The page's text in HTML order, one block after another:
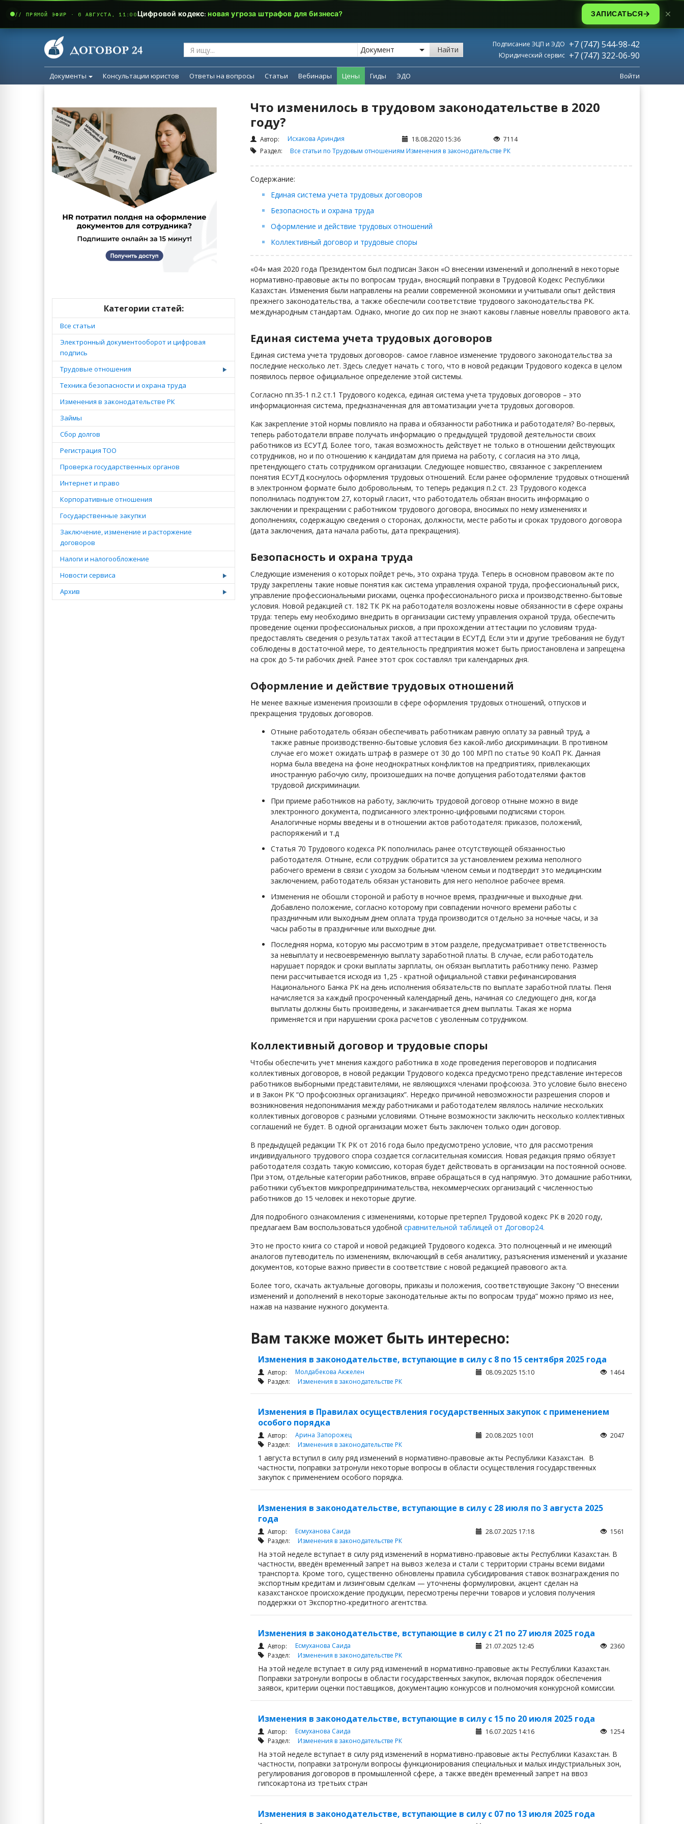
Найти
Подписание ЭЦП и ЭДО +7 (747) 544-98-42
Юридический сервис +7 (747) 322-06-90
Документы Консультации юристов Ответы на вопросы Статьи Вебинары Цены Гиды ЭДО Войти
Категории статей:
Все статьи
Электронный документооборот и цифровая
подпись
Трудовые отношения
Техника безопасности и охрана труда
Изменения в законодательстве РК
Займы
Сбор долгов
Регистрация ТОО
Проверка государственных органов
Интернет и право
Корпоративные отношения
Государственные закупки
Заключение, изменение и расторжение
договоров
Налоги и налогообложение
Новости сервиса
Архив
Что изменилось в трудовом законодательстве в 2020
году?
Автор: Исхакова Ариндия 18.08.2020 15:36
7114
Раздел: Все статьи по Трудовым отношениям Изменения в законодательстве РК
Содержание:
Единая система учета трудовых договоров
Безопасность и охрана труда
Оформление и действие трудовых отношений
Коллективный договор и трудовые споры
«04» мая 2020 года Президентом был подписан Закон «О внесении изменений и дополнений в некоторые
нормативно-правовые акты по вопросам труда», вносящий поправки в Трудовой Кодекс Республики
Казахстан. Изменения были направлены на реалии современной экономики и учитывали опыт действия
прежнего законодательства, а также обеспечили соответствие трудового законодательства РК.
международным стандартам. Однако, многие до сих пор не знают каковы главные новеллы правового акта.
Единая система учета трудовых договоров
Единая система учета трудовых договоров- самое главное изменение трудового законодательства за
последние несколько лет. Здесь следует начать с того, что в новой редакции Трудового кодекса в целом
появилось первое официальное определение этой системы.
Согласно пп.35-1 п.2 ст.1 Трудового кодекса, единая система учета трудовых договоров – это
информационная система, предназначенная для автоматизации учета трудовых договоров.
Как закрепление этой нормы повлияло на права и обязанности работника и работодателя? Во-первых,
теперь работодатели вправе получать информацию о предыдущей трудовой деятельности своих
работников из ЕСУТД. Более того, такая возможность действует не только в отношении действующих
сотрудников, но и по отношению к кандидатам для приема на работу, с согласия на это лица,
претендующего стать сотрудником организации. Следующее новшество, связанное с закреплением
понятия ЕСУТД коснулось оформления трудовых отношений. Если ранее оформление трудовых отношений
в электронном формате было добровольным, то теперь редакция п.2 ст. 23 Трудового кодекса
пополнилась подпунктом 27, который гласит, что работодатель обязан вносить информацию о
заключении и прекращении с работником трудового договора, вносимых по нему изменениях и
дополнениях, содержащую сведения о сторонах, должности, месте работы и сроках трудового договора
(дата заключения, дата начала работы, дата прекращения).
Безопасность и охрана труда
Следующие изменения о которых пойдет речь, это охрана труда. Теперь в основном правовом акте по
труду закреплены такие новые понятия как система управления охраной труда, профессиональный риск,
управление профессиональными рисками, оценка профессионального риска и производственно-бытовые
условия. Новой редакцией ст. 182 ТК РК на работодателя возложены новые обязанности в сфере охраны
труда: теперь ему необходимо внедрить в организации систему управления охраной труда, обеспечить
проведение оценки профессиональных рисков, а при прохождении аттестации по условиям труда-
предоставлять сведения о результатах такой аттестации в ЕСУТД. Если эти и другие требования не будут
соблюдены в достаточной мере, то деятельность предприятия может быть приостановлена и запрещена
на срок до 5-ти рабочих дней. Ранее этот срок составлял три календарных дня.
Оформление и действие трудовых отношений
Не менее важные изменения произошли в сфере оформления трудовых отношений, отпусков и
прекращения трудовых договоров.
Отныне работодатель обязан обеспечивать работникам равную оплату за равный труд, а
также равные производственно-бытовые условия без какой-либо дискриминации. В противном
случае его может ожидать штраф в размере от 30 до 100 МРП по статье 90 КоАП РК. Данная
норма была введена на фоне неоднократных конфликтов на предприятиях, привлекающих
иностранную рабочую силу, произошедших на почве допущения работодателями фактов
трудовой дискриминации.
При приеме работников на работу, заключить трудовой договор отныне можно в виде
электронного документа, подписанного электронно-цифровыми подписями сторон.
Аналогичные нормы введены и в отношении актов работодателя: приказов, положений,
распоряжений и т.д
Статья 70 Трудового кодекса РК пополнилась ранее отсутствующей обязанностью
работодателя. Отныне, если сотрудник обратится за установлением режима неполного
рабочего времени в связи с уходом за больным членом семьи и подтвердит это медицинским
заключением, работодатель обязан установить для него неполное рабочее время.
Изменения не обошли стороной и работу в ночное время, праздничные и выходные дни.
Добавлено положение, согласно которому при совпадении ночного времени работы с
праздничным или выходным днем оплата труда производится отдельно за ночные часы, и за
часы работы в праздничные или выходные дни.
Последняя норма, которую мы рассмотрим в этом разделе, предусматривает ответственность
за невыплату и несвоевременную выплату заработной платы. В случае, если работодатель
нарушает порядок и сроки выплаты зарплаты, он обязан выплатить работнику пеню. Размер
пени рассчитывается исходя из 1,25 - кратной официальной ставки рефинансирования
Национального Банка РК на день исполнения обязательств по выплате заработной платы. Пеня
начисляется за каждый просроченный календарный день, начиная со следующего дня, когда
выплаты должны быть произведены, и заканчивается днем выплаты. Такая же норма
применяется и при нарушении срока расчетов с уволенным сотрудником.
Коллективный договор и трудовые споры
Чтобы обеспечить учет мнения каждого работника в ходе проведения переговоров и подписания
коллективных договоров, в новой редакции Трудового кодекса предусмотрено представление интересов
работников выборными представителями, не являющихся членами профсоюза. Это условие было внесено
и в Закон РК “О профсоюзных организациях”. Нередко причиной невозможности разрешения споров и
возникновения недопонимания между работниками и работодателем являлось наличие нескольких
коллективных договоров с разными условиями. Отныне возможности заключить несколько коллективных
соглашений не будет. В одной организации может быть заключен только один договор.
В предыдущей редакции ТК РК от 2016 года было предусмотрено условие, что для рассмотрения
индивидуального трудового спора создается согласительная комиссия. Новая редакция прямо обязует
работодателя создать такую комиссию, которая будет действовать в организации на постоянной основе.
При этом, отдельные категории работников, вправе обращаться в суд напрямую. Это домашние работники,
работники субъектов микропредпринимательства, некоммерческих организаций с численностью
работников до 15 человек и некоторые другие.
Для подробного ознакомления с изменениями, которые претерпел Трудовой кодекс РК в 2020 году,
предлагаем Вам воспользоваться удобной сравнительной таблицей от Договор24.
Это не просто книга со старой и новой редакцией Трудового кодекса. Это полноценный и не имеющий
аналогов путеводитель по изменениям, включающий в себя аналитику, разъяснения изменений и указание
документов, которые важно привести в соответствие с новой редакцией правового акта.
Более того, скачать актуальные договоры, приказы и положения, соответствующие Закону “О внесении
изменений и дополнений в некоторые законодательные акты по вопросам труда” можно прямо из нее,
нажав на название нужного документа.
Вам также может быть интересно:
Изменения в законодательстве, вступающие в силу с 8 по 15 сентября 2025 года
Автор: Молдабекова Акжелен 08.09.2025 15:10
1464
Раздел: Изменения в законодательстве РК
Изменения в Правилах осуществления государственных закупок с применением
особого порядка
Автор: Арина Запорожец 20.08.2025 10:01
2047
Раздел: Изменения в законодательстве РК
1 августа вступил в силу ряд изменений в нормативно-правовые акты Республики Казахстан. В
частности, поправки затронули некоторые вопросы в области осуществления государственных
закупок с применением особого порядка.
Изменения в законодательстве, вступающие в силу с 28 июля по 3 августа 2025
года
Автор: Есмуханова Саида 28.07.2025 17:18
1561
Раздел: Изменения в законодательстве РК
На этой неделе вступает в силу ряд изменений в нормативно-правовые акты Республики Казахстан. В
частности, введён временный запрет на вывоз железа и стали с территории страны всеми видами
транспорта. Кроме того, существенно обновлены правила субсидирования ставок вознаграждения по
экспортным кредитам и лизинговым сделкам — уточнены формулировки, акцент сделан на
казахстанское происхождение продукции, пересмотрены перечни товаров и условия получения
поддержки от Экспортно-кредитного агентства.
Изменения в законодательстве, вступающие в силу с 21 по 27 июля 2025 года
Автор: Есмуханова Саида 21.07.2025 12:45
2360
Раздел: Изменения в законодательстве РК
На этой неделе вступает в силу ряд изменений в нормативно-правовые акты Республики Казахстан.
Поправки затронули вопросы в области государственных закупок, включая порядок обеспечения
заявок, критерии оценки поставщиков, документацию конкурсов и полномочия конкурсной комиссии.
Изменения в законодательстве, вступающие в силу с 15 по 20 июля 2025 года
Автор: Есмуханова Саида 16.07.2025 14:16
1254
Раздел: Изменения в законодательстве РК
На этой неделе вступает в силу ряд изменений в нормативно-правовые акты Республики Казахстан. В
частности, поправки затронули вопросы функционирования специальных и малых индустриальных зон,
регулирования договоров в промышленной сфере, а также введён временный запрет на ввоз
гипсокартона из третьих стран
Изменения в законодательстве, вступающие в силу с 07 по 13 июля 2025 года
// ПРЯМОЙ ЭФИР · 6 АВГУСТА, 11:00Цифровой кодекс:новая угроза штрафов для бизнеса? ЗАПИСАТЬСЯ